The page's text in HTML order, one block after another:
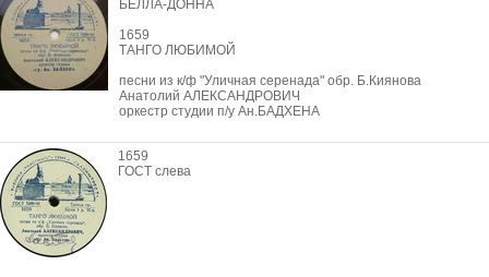
БЕЛЛА-ДОННА
1659
ТАНГО ЛЮБИМОЙ
песни из к/ф "Уличная серенада" обр. Б.Киянова
Анатолий АЛЕКСАНДРОВИЧ
оркестр студии п/у Ан.БАДХЕНА
1659
ГОСТ слева